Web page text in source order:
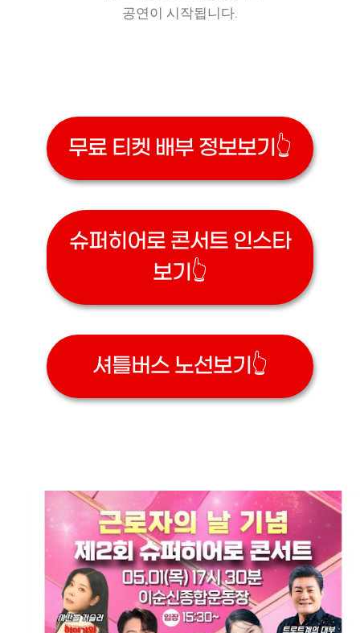
공연이 시작됩니다.
무료 티켓 배부 정보보기👆
슈퍼히어로 콘서트 인스타
보기👆
셔틀버스 노선보기👆